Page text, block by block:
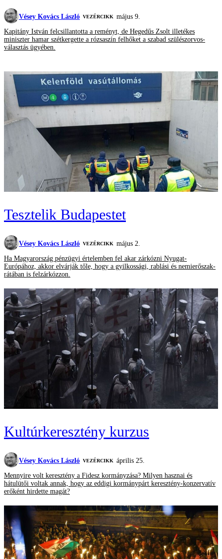
Vésey Kovács László VEZÉRCIKK május 9.
Kapitány István felcsillantotta a reményt, de Hegedűs Zsolt illetékes
miniszter hamar szétkergette a rózsaszín felhőket a szabad szülészorvos-
választás ügyében.
Tesztelik Budapestet
Vésey Kovács László VEZÉRCIKK
május 2.
Ha Magyarország pénzügyi értelemben fel akar zárkózni Nyugat-
Európához, akkor elvárják tőle, hogy a gyilkossági, rablási és nemierőszak-
rátában is felzárkózzon.
Kultúrkeresztény kurzus
Vésey Kovács László VEZÉRCIKK
április 25.
Mennyire volt keresztény a Fidesz kormányzása? Milyen hasznai és
hátulütői voltak annak, hogy az eddigi kormánypárt keresztény-konzervatív
erőként hirdette magát?